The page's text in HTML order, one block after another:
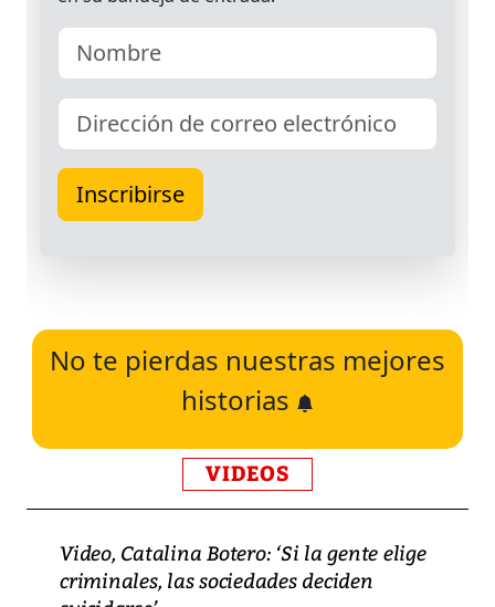
No te pierdas nuestras mejores
historias
VIDEOS
Video, Catalina Botero: ‘Si la gente elige
criminales, las sociedades deciden